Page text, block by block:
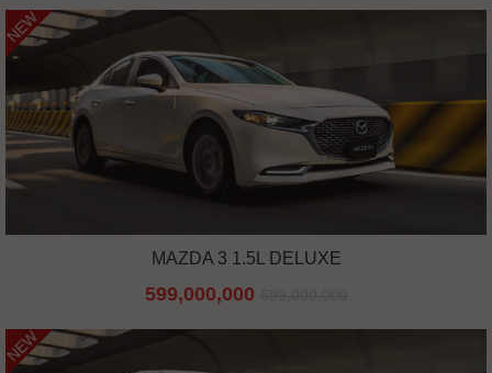
NEW
MAZDA 3 1.5L DELUXE
599,000,000
NEW